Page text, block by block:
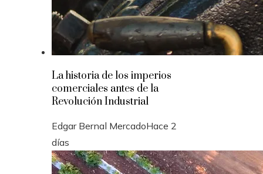
La historia de los imperios
comerciales antes de la
Revolución Industrial
Edgar Bernal MercadoHace 2
días